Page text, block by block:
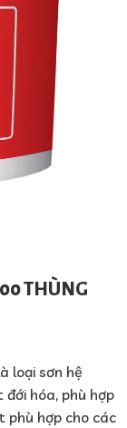
THÙNG
loại sơn hệ
hóa, phù hợp
phù hợp cho các